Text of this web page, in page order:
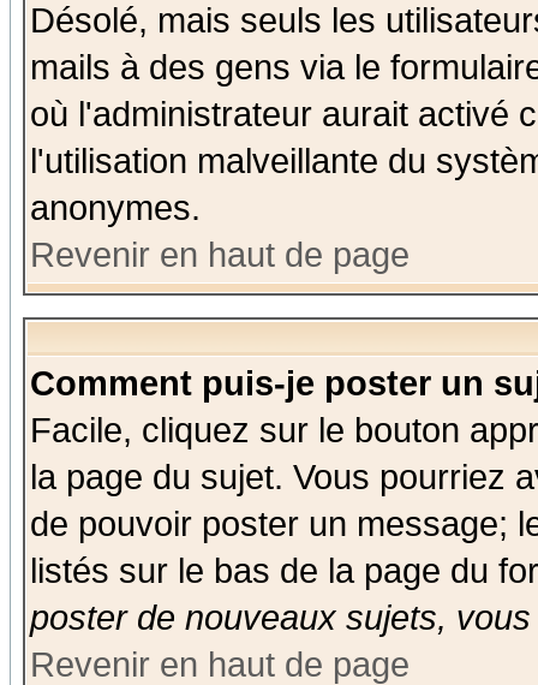
Désolé, mais seuls les
mails à des gens via le
où l'administrateur aurait activé
l'utilisation malveillante du
anonymes.
Revenir en haut de page
Comment puis-je poster un
Facile, cliquez sur le bouton
la page du sujet. Vous pourriez
de pouvoir poster un message;
listés sur le bas de la page du
poster de nouveaux sujets,
Revenir en haut de page